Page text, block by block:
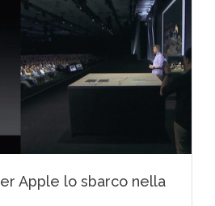
Apple lo sbarco nella